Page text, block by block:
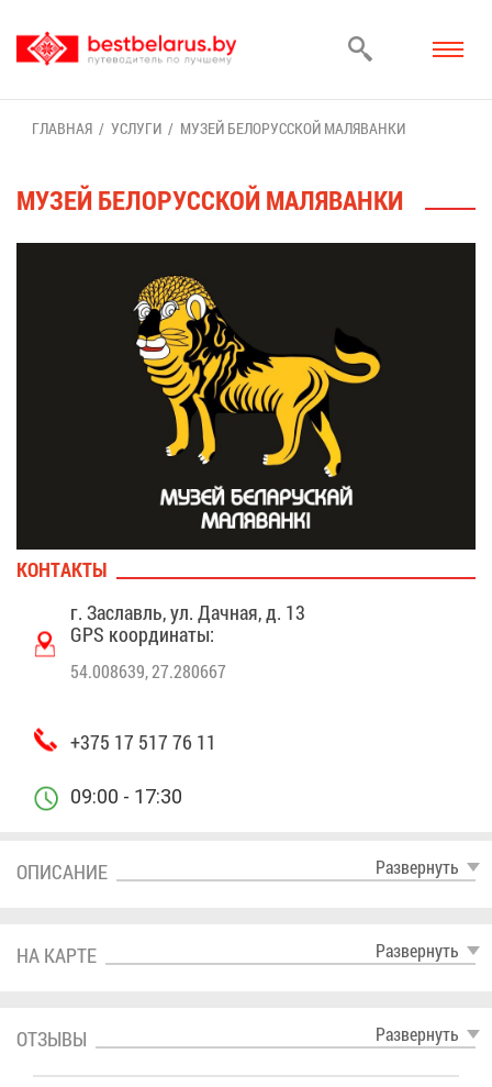
ГЛАВ­НАЯ УСЛУ­ГИ МУ­ЗЕЙ БЕ­ЛО­РУС­СКОЙ МА­ЛЯ­ВАН­КИ
МУ­ЗЕЙ БЕ­ЛО­РУС­СКОЙ МА­ЛЯ­ВАН­КИ
КОН­ТАК­ТЫ
г. За­славль, ул. Дач­ная, д. 13
GPS ко­ор­ди­на­ты:
54.008639, 27.280667
+375 17 517 76 11
09:00 - 17:30
Раз­вер­нуть
ОПИ­СА­НИЕ
Раз­вер­нуть
НА КАР­ТЕ
Раз­вер­нуть
ОТ­ЗЫ­ВЫ